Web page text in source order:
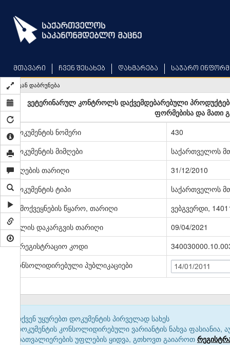
main
content
მთავარი ჩვენ შესახებ დახმარება საჯარო
უკან დაბრუნება
ვეტერინარულ კონტროლს დაქვემდებარებული
ფორმებისა და მათი
დოკუმენტის ნომერი
430
დოკუმენტის მიმღები
საქართველოს
მიღების თარიღი
31/12/2010
დოკუმენტის ტიპი
საქართველოს
გამოქვეყნების წყარო, თარიღი
ვებგვერდი,
ძალის დაკარგვის თარიღი
09/04/2021
სარეგისტრაციო კოდი
კონსოლიდირებული პუბლიკაციები
14/01/2011
თქვენ უყურებთ დოკუმენტის პირველად სახეს
დოკუმენტის კონსოლიდირებული ვარიანტის ნახვა ფასიანია,
დათვალიერების უფლების ყიდვა, გთხოვთ გაიაროთ